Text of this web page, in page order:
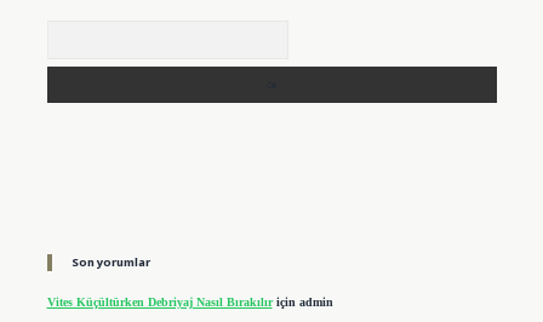
Son yorumlar
Vites Küçültürken Debriyaj Nasıl Bırakılıriçin admin